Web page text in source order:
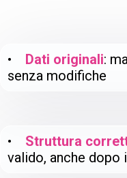
• Dati originali:
senza modifiche
• Struttura
valido, anche dopo